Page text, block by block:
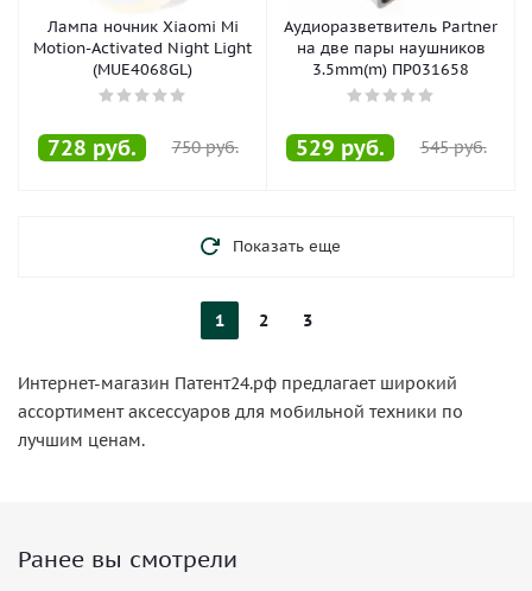
Лампа ночник Xiaomi Mi
Motion-Activated Night Light
(MUE4068GL)
728 руб. 750руб.
Аудиоразветвитель Partner
на две пары наушников
3.5mm(m) ПР031658
529 руб. 545руб.
Показать еще
1 2 3
Интернет-магазин Патент24.рф предлагает широкий
ассортимент аксессуаров для мобильной техники по
лучшим ценам.
Ранее вы смотрели